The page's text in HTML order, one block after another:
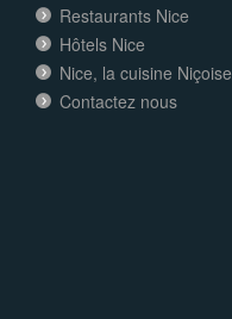
Restaurants Nice
Hôtels Nice
Nice, la cuisine Niçoise
Contactez nous